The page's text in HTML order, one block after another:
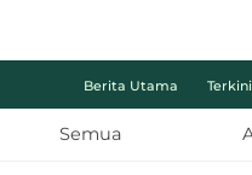
Berita Utama Terkini
Semua